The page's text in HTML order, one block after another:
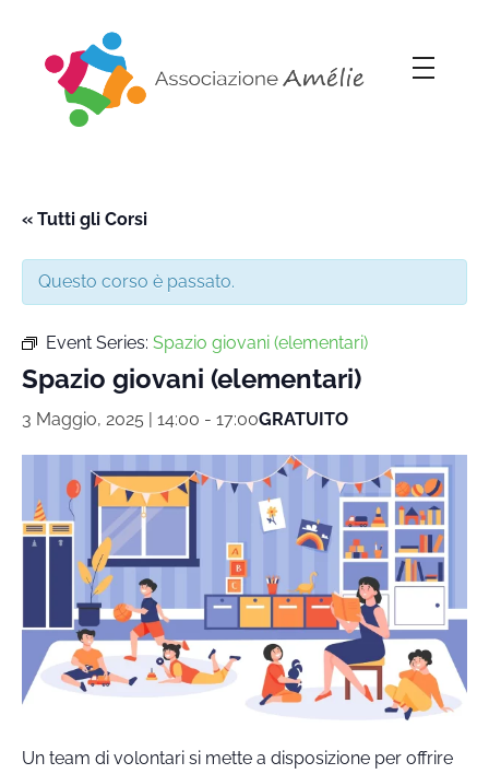
« Tutti gli Corsi
Questo corso è passato.
Event Series: Spazio giovani (elementari)
Spazio giovani (elementari)
3 Maggio, 2025 | 14:00 - 17:00GRATUITO
Un team di volontari si mette a disposizione per offrire